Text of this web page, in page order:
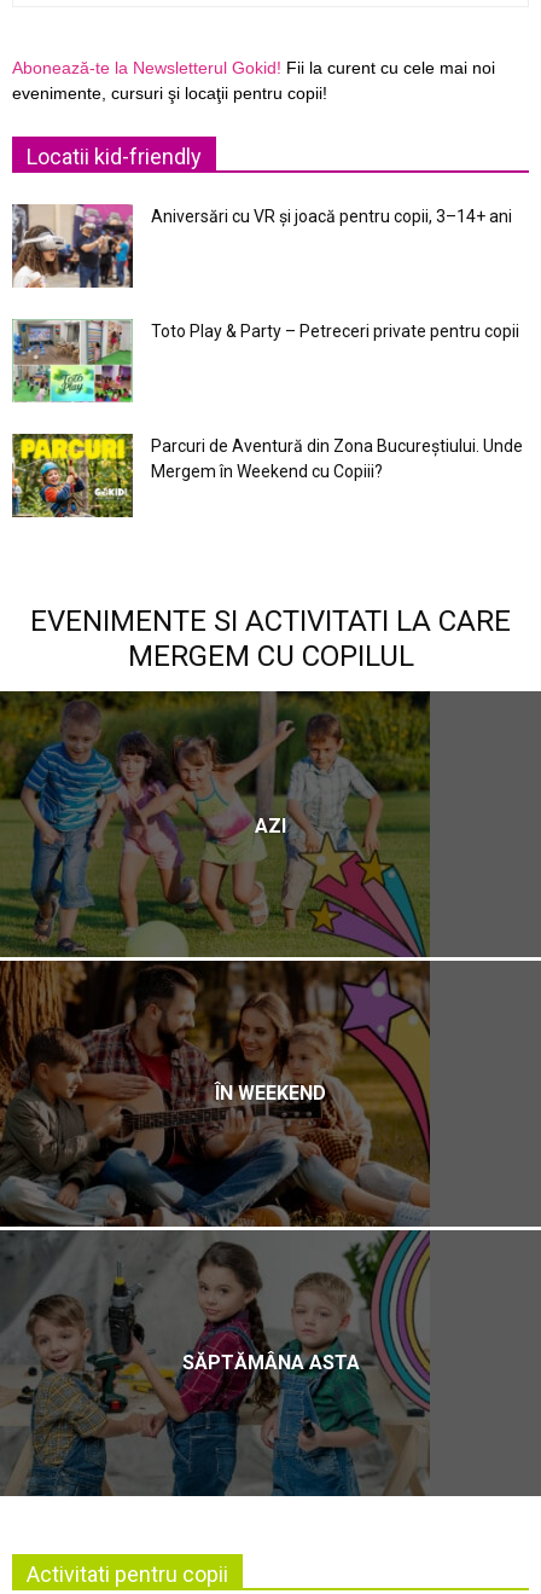
Abonează-te la Newsletterul Gokid! Fii la curent cu cele mai noi
evenimente, cursuri şi locaţii pentru copii!
Locatii kid-friendly
Aniversări cu VR și joacă pentru copii, 3–14+ ani
Toto Play & Party – Petreceri private pentru copii
Parcuri de Aventură din Zona Bucureştiului. Unde
Mergem în Weekend cu Copiii?
EVENIMENTE SI ACTIVITATI LA CARE
MERGEM CU COPILUL
AZI
ÎN WEEKEND
SĂPTĂMÂNA ASTA
Activitati pentru copii